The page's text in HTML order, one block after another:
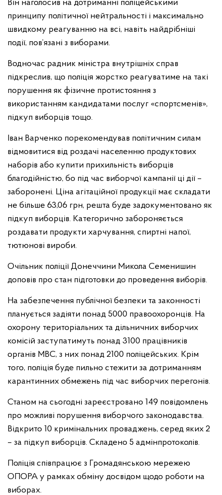
Він наголосив на дотриманні поліцейськими
принципу політичної нейтральності і максимально
швидкому реагуванню на всі, навіть найдрібніші
події, пов’язані з виборами.
Водночас радник міністра внутрішніх справ
підкреслив, що поліція жорстко реагуватиме на такі
порушення як фізичне протистояння з
використанням кандидатами послуг «спортсменів»,
підкуп виборців тощо.
Іван Варченко порекомендував політичним силам
відмовитися від роздачі населенню продуктових
наборів або купити прихильність виборців
благодійністю, бо під час виборчої кампанії ці дії –
заборонені. Ціна агітаційної продукції має складати
не більше 63,06 грн, решта буде задокументовано як
підкуп виборців. Категорично забороняється
роздавати продукти харчування, спиртні напої,
тютюнові вироби.
Очільник поліції Донеччини Микола Семенишин
доповів про стан підготовки до проведення виборів.
На забезпечення публічної безпеки та законності
планується задіяти понад 5000 правоохоронців. На
охорону територіальних та дільничних виборчих
комісій заступатимуть понад 3100 працівників
органів МВС, з них понад 2100 поліцейських. Крім
того, поліція буде пильно стежити за дотриманням
карантинних обмежень під час виборчих перегонів.
Станом на сьогодні зареєстровано 149 повідомлень
про можливі порушення виборчого законодавства.
Відкрито 10 кримінальних проваджень, серед яких 2
– за підкуп виборців. Складено 5 адмінпротоколів.
Поліція співпрацює з Громадянською мережею
ОПОРА у рамках обміну досвідом щодо роботи на
виборах.